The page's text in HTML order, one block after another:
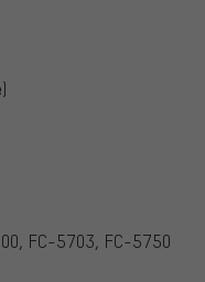
FC-5703, FC-5750